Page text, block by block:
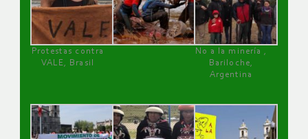
Protestas contra
VALE, Brasil
No a la minería ,
Bariloche,
Argentina